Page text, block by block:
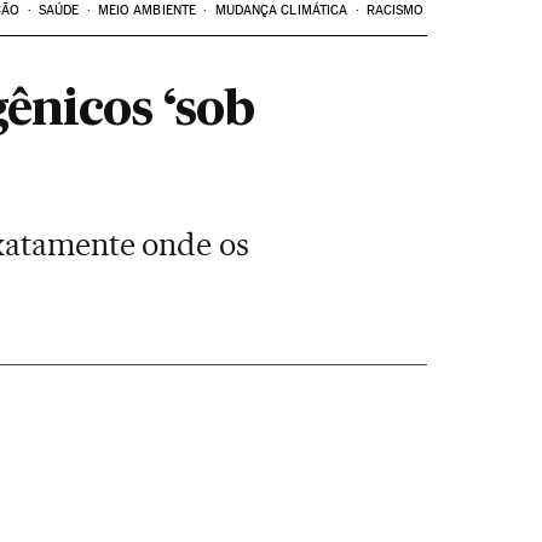
SAÚDE MEIO AMBIENTE MUDANÇA CLIMÁTICA RACISMO
‘sob
onde os